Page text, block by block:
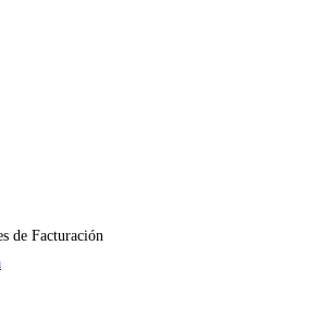
de Facturación